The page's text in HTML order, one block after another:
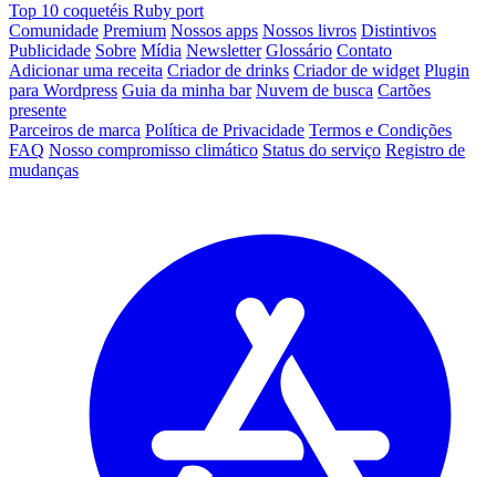
Top 10 coquetéis Ruby port
Comunidade Premium Nossos apps Nossos livros Distintivos
Publicidade Sobre Mídia Newsletter Glossário Contato
Adicionar uma receita Criador de drinks Criador de widget Plugin
para Wordpress Guia da minha bar Nuvem de busca Cartões
presente
Parceiros de marca Política de Privacidade Termos e Condições
FAQ Nosso compromisso climático Status do serviço Registro de
mudanças